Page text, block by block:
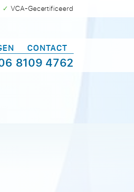
8109 4762
✓ VCA-Gecertificeerd
CONTACT